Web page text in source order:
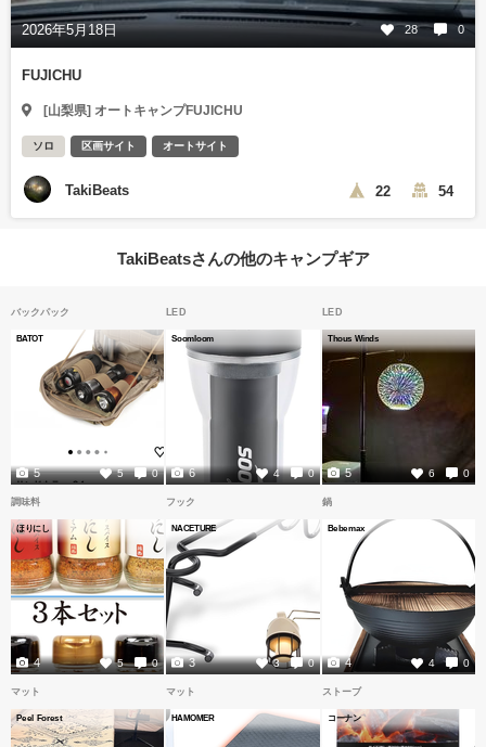
2026年5月18日 28 0
FUJICHU
[山梨県] オートキャンプFUJICHU
ソロ 区画サイト オートサイト
TakiBeats 22 54
TakiBeatsさんの他のキャンプギア
バックパック
BATOT
5 0
5
LED
Soomloom
4 0
6
LED
Thous Winds
6 0
5
調味料
ほりにし
5 0
4
フック
NACETURE
3 0
3
鍋
Bebemax
4 0
4
マット
Peel Forest
マット
HAMOMER
ストーブ
コーナン